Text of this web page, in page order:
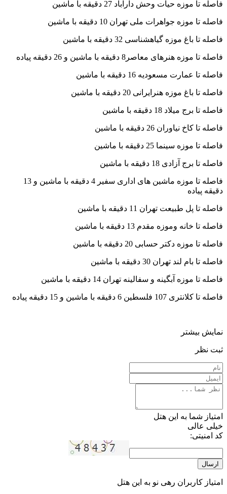
فاصله تا موزه حیات وحش دارآباد 27 دقیقه با ماشین
فاصله تا موزه جواهرات ملی تهران 10 دقیقه با ماشین
فاصله تا باغ موزه گیاهشناسی 32 دقیقه با ماشین
فاصله تا موزه هنرهای معاصر8 دقیقه با ماشین و 26 دقیقه پیاده
فاصله تا عمارت مسعودیه 16 دقیقه با ماشین
فاصله تا باغ موزه هنرایرانی 20 دقیقه با ماشین
فاصله تا برج میلاد 18 دقیقه با ماشین
فاصله تا کاخ نیاوران 26 دقیقه با ماشین
فاصله تا موزه سینما 25 دقیقه با ماشین
فاصله تا برج آزادی 18 دقیقه با ماشین
فاصله تا موزه ماشین های اداری سفیر 4 دقیقه با ماشین و 13
دقیقه پیاده
فاصله تا پل طبیعت تهران 11 دقیقه با ماشین
فاصله تا خانه وموزه مقدم 13 دقیقه با ماشین
فاصله تا موزه دکتر حسابی 20 دقیقه با ماشین
فاصله تا بام لند تهران 30 دقیقه با ماشین
فاصله تا موزه آبگینه و سفالینه تهران 14 دقیقه با ماشین
فاصله تا کلانتری 107 فلسطین 6 دقیقه با ماشین و 15 دقیقه پیاده
نمایش بیشتر
ثبت نظر
امتیاز شما به این هتل
خیلی عالی
کد امنیتی:
ارسال
امتیاز کاربران رهی نو به این هتل